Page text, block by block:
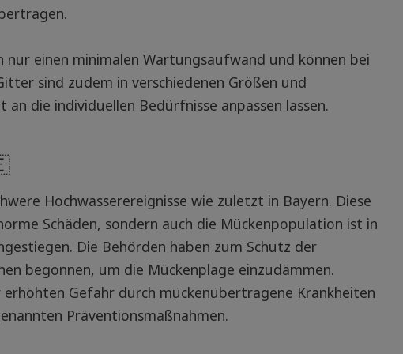
einen minimalen Wartungsaufwand und können bei
sind zudem in verschiedenen Größen und
die individuellen Bedürfnisse anpassen lassen.
Hochwasserereignisse wie zuletzt in Bayern. Diese
Schäden, sondern auch die Mückenpopulation ist in
Die Behörden haben zum Schutz der
begonnen, um die Mückenplage einzudämmen.
Gefahr durch mückenübertragene Krankheiten
Präventionsmaßnahmen.